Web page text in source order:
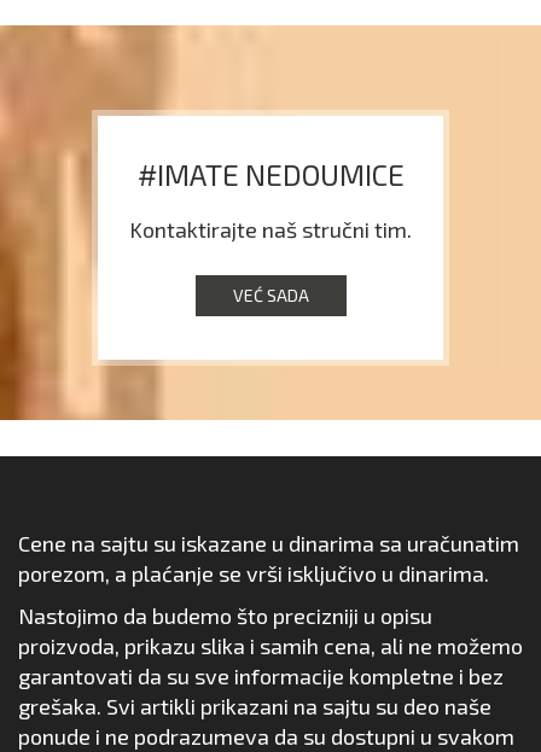
#IMATE NEDOUMICE
Kontaktirajte naš stručni tim.
VEĆ SADA
Cene na sajtu su iskazane u dinarima sa uračunatim
porezom, a plaćanje se vrši isključivo u dinarima.
Nastojimo da budemo što precizniji u opisu
proizvoda, prikazu slika i samih cena, ali ne možemo
garantovati da su sve informacije kompletne i bez
grešaka. Svi artikli prikazani na sajtu su deo naše
ponude i ne podrazumeva da su dostupni u svakom